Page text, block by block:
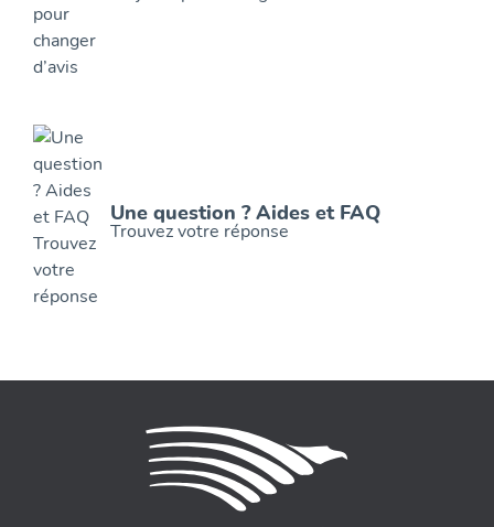
Une question ? Aides et FAQ
Trouvez votre réponse